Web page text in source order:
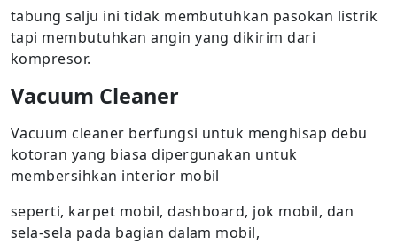
tabung salju ini tidak membutuhkan pasokan listrik
tapi membutuhkan angin yang dikirim dari
kompresor.
Vacuum Cleaner
Vacuum cleaner berfungsi untuk menghisap debu
kotoran yang biasa dipergunakan untuk
membersihkan interior mobil
seperti, karpet mobil, dashboard, jok mobil, dan
sela-sela pada bagian dalam mobil,